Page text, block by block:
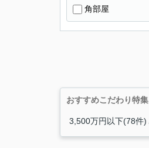
角部屋
おすすめこだわり特集
3,500万円以下(78件)